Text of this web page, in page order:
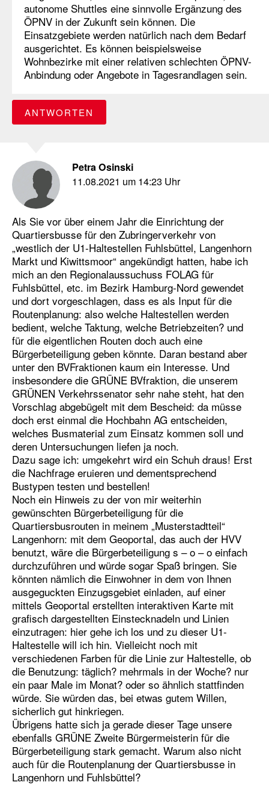
autonome Shuttles eine sinnvolle Ergänzung des
ÖPNV in der Zukunft sein können. Die
Einsatzgebiete werden natürlich nach dem Bedarf
ausgerichtet. Es können beispielsweise
Wohnbezirke mit einer relativen schlechten ÖPNV-
Anbindung oder Angebote in Tagesrandlagen sein.
ANTWORTEN
Petra Osinski
11.08.2021 um 14:23 Uhr
Als Sie vor über einem Jahr die Einrichtung der
Quartiersbusse für den Zubringerverkehr von
„westlich der U1-Haltestellen Fuhlsbüttel, Langenhorn
Markt und Kiwittsmoor“ angekündigt hatten, habe ich
mich an den Regionalaussuchuss FOLAG für
Fuhlsbüttel, etc. im Bezirk Hamburg-Nord gewendet
und dort vorgeschlagen, dass es als Input für die
Routenplanung: also welche Haltestellen werden
bedient, welche Taktung, welche Betriebzeiten? und
für die eigentlichen Routen doch auch eine
Bürgerbeteiligung geben könnte. Daran bestand aber
unter den BVFraktionen kaum ein Interesse. Und
insbesondere die GRÜNE BVfraktion, die unserem
GRÜNEN Verkehrssenator sehr nahe steht, hat den
Vorschlag abgebügelt mit dem Bescheid: da müsse
doch erst einmal die Hochbahn AG entscheiden,
welches Busmaterial zum Einsatz kommen soll und
deren Untersuchungen liefen ja noch.
Dazu sage ich: umgekehrt wird ein Schuh draus! Erst
die Nachfrage eruieren und dementsprechend
Bustypen testen und bestellen!
Noch ein Hinweis zu der von mir weiterhin
gewünschten Bürgerbeteiligung für die
Quartiersbusrouten in meinem „Musterstadtteil“
Langenhorn: mit dem Geoportal, das auch der HVV
benutzt, wäre die Bürgerbeteiligung s – o – o einfach
durchzuführen und würde sogar Spaß bringen. Sie
könnten nämlich die Einwohner in dem von Ihnen
ausgeguckten Einzugsgebiet einladen, auf einer
mittels Geoportal erstellten interaktiven Karte mit
grafisch dargestellten Einstecknadeln und Linien
einzutragen: hier gehe ich los und zu dieser U1-
Haltestelle will ich hin. Vielleicht noch mit
verschiedenen Farben für die Linie zur Haltestelle, ob
die Benutzung: täglich? mehrmals in der Woche? nur
ein paar Male im Monat? oder so ähnlich stattfinden
würde. Sie würden das, bei etwas gutem Willen,
sicherlich gut hinkriegen.
Übrigens hatte sich ja gerade dieser Tage unsere
ebenfalls GRÜNE Zweite Bürgermeisterin für die
Bürgerbeteiligung stark gemacht. Warum also nicht
auch für die Routenplanung der Quartiersbusse in
Langenhorn und Fuhlsbüttel?